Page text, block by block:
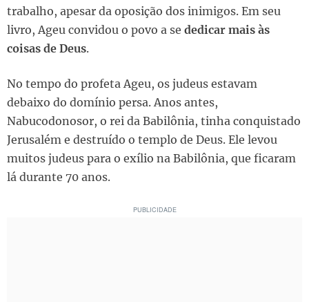
trabalho, apesar da oposição dos inimigos. Em seu
livro, Ageu convidou o povo a se dedicar mais às
coisas de Deus.
No tempo do profeta Ageu, os judeus estavam
debaixo do domínio persa. Anos antes,
Nabucodonosor, o rei da Babilônia, tinha conquistado
Jerusalém e destruído o templo de Deus. Ele levou
muitos judeus para o exílio na Babilônia, que ficaram
lá durante 70 anos.